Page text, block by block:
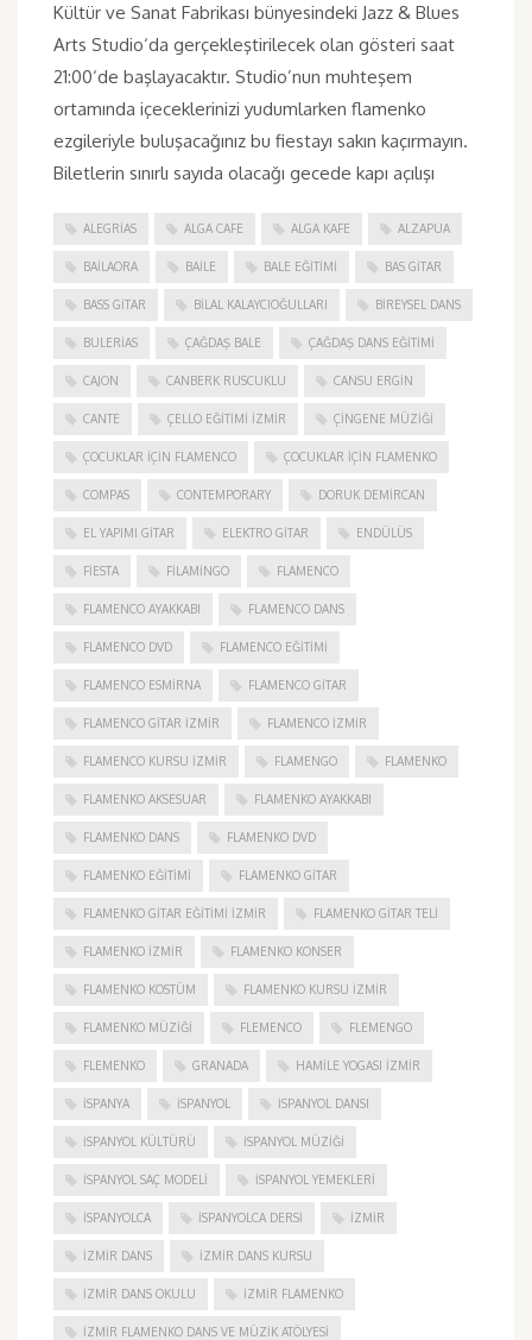
Kültür ve Sanat Fabrikası bünyesindeki Jazz & Blues
Arts Studio‘da gerçekleştirilecek olan gösteri saat
21:00‘de başlayacaktır. Studio’nun muhteşem
ortamında içeceklerinizi yudumlarken flamenko
ezgileriyle buluşacağınız bu fiestayı sakın kaçırmayın.
Biletlerin sınırlı sayıda olacağı gecede kapı açılışı
ALEGRIAS ALGA CAFE ALGA KAFE ALZAPUA
BAILAORA BAILE BALE EĞITIMI BAS GITAR
BASS GITAR BILAL KALAYCIOĞULLARI BIREYSEL DANS
BULERIAS ÇAĞDAŞ BALE ÇAĞDAŞ DANS EĞITIMI
CAJON CANBERK RUSCUKLU CANSU ERGIN
CANTE ÇELLO EĞITIMI İZMIR ÇINGENE MÜZIĞI
ÇOCUKLAR IÇIN FLAMENCO ÇOCUKLAR IÇIN FLAMENKO
COMPAS CONTEMPORARY DORUK DEMIRCAN
EL YAPIMI GITAR ELEKTRO GITAR ENDÜLÜS
FIESTA FILAMINGO FLAMENCO
FLAMENCO AYAKKABI FLAMENCO DANS
FLAMENCO DVD FLAMENCO EĞITIMI
FLAMENCO ESMIRNA FLAMENCO GITAR
FLAMENCO GITAR İZMIR FLAMENCO IZMIR
FLAMENCO KURSU İZMIR FLAMENGO FLAMENKO
FLAMENKO AKSESUAR FLAMENKO AYAKKABI
FLAMENKO DANS FLAMENKO DVD
FLAMENKO EĞITIMI FLAMENKO GITAR
FLAMENKO GITAR EĞITIMI İZMIR FLAMENKO GITAR TELI
FLAMENKO IZMIR FLAMENKO KONSER
FLAMENKO KOSTÜM FLAMENKO KURSU İZMIR
FLAMENKO MÜZIĞI FLEMENCO FLEMENGO
FLEMENKO GRANADA HAMILE YOGASI İZMIR
ISPANYA İSPANYOL İSPANYOL DANSI
İSPANYOL KÜLTÜRÜ İSPANYOL MÜZIĞI
İSPANYOL SAÇ MODELI İSPANYOL YEMEKLERI
İSPANYOLCA İSPANYOLCA DERSI IZMIR
IZMIR DANS IZMIR DANS KURSU
IZMIR DANS OKULU IZMIR FLAMENKO
İZMIR FLAMENKO DANS VE MÜZIK ATÖLYESI